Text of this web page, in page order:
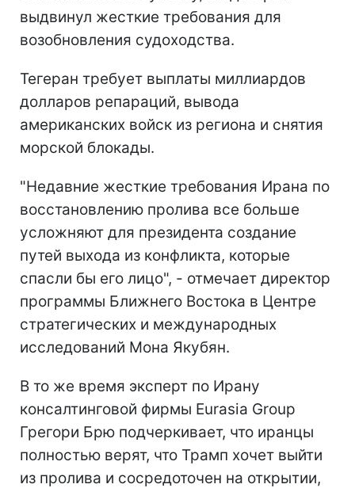
выдвинул жесткие требования для
возобновления судоходства.
Тегеран требует выплаты миллиардов
долларов репараций, вывода
американских войск из региона и снятия
морской блокады.
"Недавние жесткие требования Ирана по
восстановлению пролива все больше
усложняют для президента создание
путей выхода из конфликта, которые
спасли бы его лицо", - отмечает директор
программы Ближнего Востока в Центре
стратегических и международных
исследований Мона Якубян.
В то же время эксперт по Ирану
консалтинговой фирмы Eurasia Group
Грегори Брю подчеркивает, что иранцы
полностью верят, что Трамп хочет выйти
из пролива и сосредоточен на открытии,